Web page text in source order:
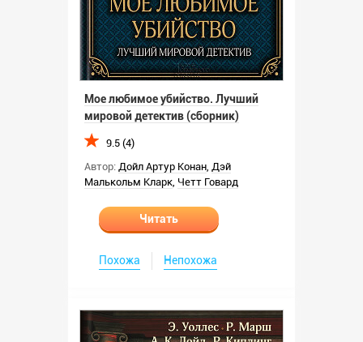
Мое любимое убийство. Лучший
мировой детектив (сборник)
9.5 (4)
Автор: Дойл Артур Конан, Дэй
Малькольм Кларк, Четт Говард
Читать
Похожа Непохожа